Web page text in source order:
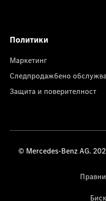
Политики
Маркетинг
Следпродажбено
Защита и поверителност
© Mercedes-Benz AG.